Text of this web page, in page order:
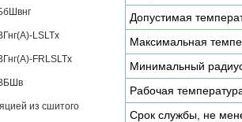
LSLTx
FRLSLTx
из сшитого
Допустимая
Максимальная
Минимальный
Рабочая
Срок службы, не